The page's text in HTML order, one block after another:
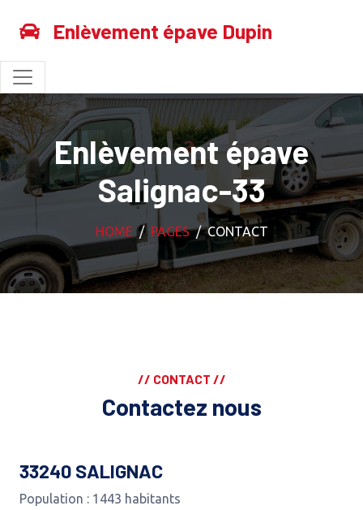
Enlèvement épave Dupin
Enlèvement épave
Salignac-33
HOME PAGES CONTACT
// CONTACT //
Contactez nous
33240 SALIGNAC
Population : 1443 habitants